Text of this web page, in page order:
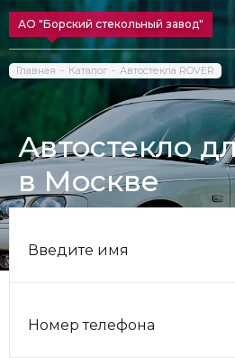
АО "Борский стекольный завод"
Главная Каталог Автостекла ROVER
Автостекло
в Москве
Введите имя
Номер телефона